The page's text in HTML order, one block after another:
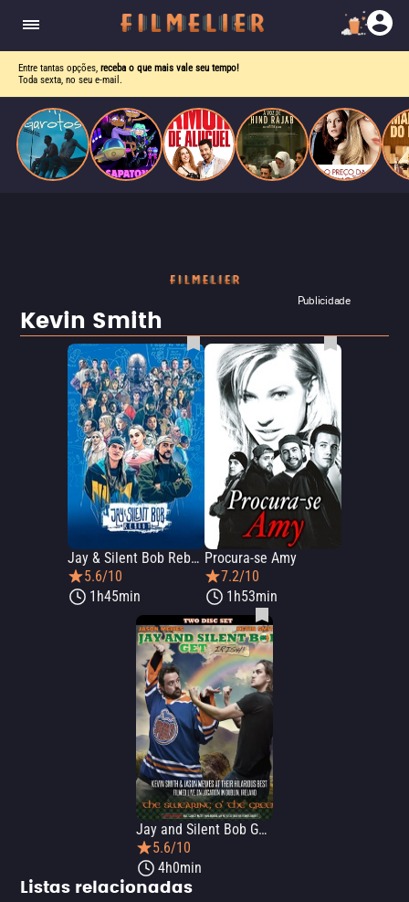
Entre tantas opções, receba o que mais vale seu tempo!
Toda sexta, no seu e-mail.
Publicidade
Kevin Smith
Jay & Silent Bob Reboot
5.6/10
1h45min
Procura-se Amy
7.2/10
1h53min
Jay and Silent Bob Get Irish: The Swearing O' the Green
5.6/10
4h0min
Listas relacionadas
aceitação.